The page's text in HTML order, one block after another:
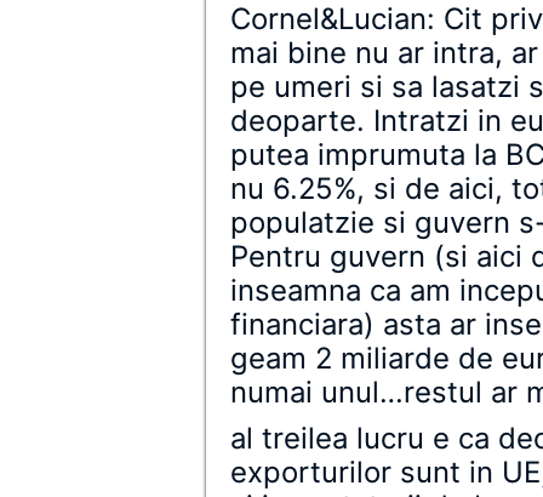
Cornel&Lucian: Cit
mai bine nu ar intra,
pe umeri si sa lasatzi
deoparte. Intratzi in
putea imprumuta la
nu 6.25%, si de aici,
populatzie si guvern
Pentru guvern (si aici
inseamna ca am
financiara) asta ar
geam 2 miliarde de
numai unul…restul ar
al treilea lucru e ca
exporturilor sunt in